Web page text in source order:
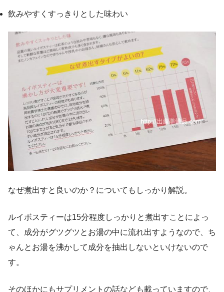
飲みやすくすっきりとした味わい
なぜ煮出すと良いのか？についてもしっかり解説。
ルイボスティーは15分程度しっかりと煮出すことによっ
て、成分がグツグツとお湯の中に流れ出すようなので、ち
ゃんとお湯を沸かして成分を抽出しないといけないので
す。
そのほかにもサプリメントの話なども載っていますので、